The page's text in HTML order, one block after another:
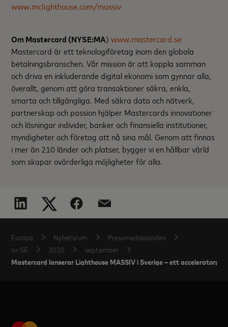
www.mclighthouse.com/massiv
Om Mastercard (NYSE:MA)www.mastercard.se
Mastercard är ett teknologiföretag inom den globala
betalningsbranschen. Vår mission är att koppla samman
och driva en inkluderande digital ekonomi som gynnar alla,
överallt, genom att göra transaktioner säkra, enkla,
smarta och tillgängliga. Med säkra data och nätverk,
partnerskap och passion hjälper Mastercards innovationer
och lösningar individer, banker och finansiella institutioner,
myndigheter och företag att nå sina mål. Genom att finnas
i mer än 210 länder och platser, bygger vi en hållbar värld
som skapar ovärderliga möjligheter för alla.
Europa Nyhetsrum
Pressmeddelanden
sv-SE
2020 september
Mastercard lanserar Lighthouse MASSIV i Sverige – ett